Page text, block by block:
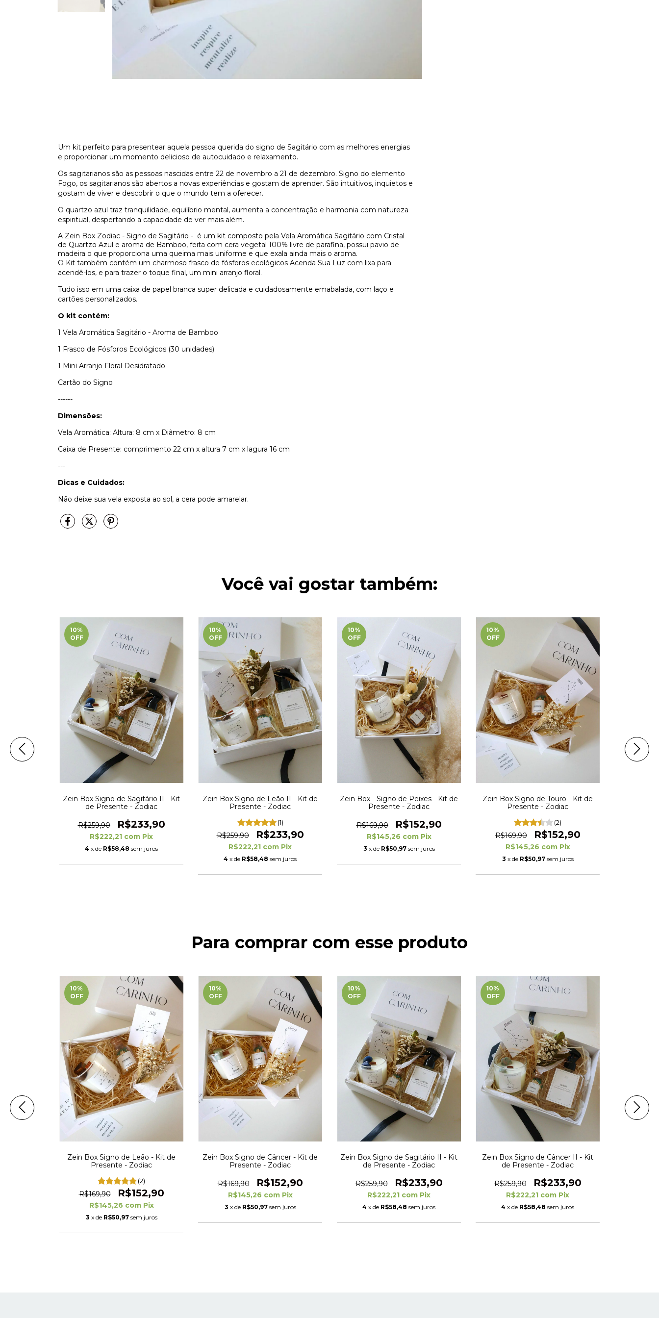
Um kit perfeito para presentear aquela pessoa querida do signo de Sagitário com as melhores energias
e proporcionar um momento delicioso de autocuidado e relaxamento.
Os sagitarianos são as pessoas nascidas entre 22 de novembro a 21 de dezembro. Signo do elemento
Fogo, os sagitarianos são abertos a novas experiências e gostam de aprender. São intuitivos, inquietos e
gostam de viver e descobrir o que o mundo tem a oferecer.
O quartzo azul traz tranquilidade, equilíbrio mental, aumenta a concentração e harmonia com natureza
espiritual, despertando a capacidade de ver mais além.
A Zein Box Zodiac - Signo de Sagitário - é um kit composto pela Vela Aromática Sagitário com Cristal
de Quartzo Azul e aroma de Bamboo, feita com cera vegetal 100% livre de parafina, possui pavio de
madeira o que proporciona uma queima mais uniforme e que exala ainda mais o aroma.
O Kit também contém um charmoso frasco de fósforos ecológicos Acenda Sua Luz com lixa para
acendê-los, e para trazer o toque final, um mini arranjo floral.
Tudo isso em uma caixa de papel branca super delicada e cuidadosamente emabalada, com laço e
cartões personalizados.
O kit contém:
1 Vela Aromática Sagitário - Aroma de Bamboo
1 Frasco de Fósforos Ecológicos (30 unidades)
1 Mini Arranjo Floral Desidratado
Cartão do Signo
------
Dimensões:
Vela Aromática: Altura: 8 cm x Diâmetro: 8 cm
Caixa de Presente: comprimento 22 cm x altura 7 cm x lagura 16 cm
---
Dicas e Cuidados:
Não deixe sua vela exposta ao sol, a cera pode amarelar.
Você vai gostar também:
10%
OFF
Zein Box Signo de Sagitário II - Kit
de Presente - Zodiac
R$259,90 R$233,90
R$222,21 com Pix
4 x de R$58,48 sem juros
10%
OFF
Zein Box Signo de Leão II - Kit de
Presente - Zodiac
(1)
R$259,90 R$233,90
R$222,21 com Pix
4 x de R$58,48 sem juros
10%
OFF
Zein Box - Signo de Peixes - Kit de
Presente - Zodiac
R$169,90 R$152,90
R$145,26 com Pix
3 x de R$50,97 sem juros
10%
OFF
Zein Box Signo de Touro - Kit de
Presente - Zodiac
(2)
R$169,90 R$152,90
R$145,26 com Pix
3 x de R$50,97 sem juros
Para comprar com esse produto
10%
OFF
Zein Box Signo de Leão - Kit de
Presente - Zodiac
(2)
R$169,90 R$152,90
R$145,26 com Pix
3 x de R$50,97 sem juros
10%
OFF
Zein Box Signo de Câncer - Kit de
Presente - Zodiac
R$169,90 R$152,90
R$145,26 com Pix
3 x de R$50,97 sem juros
10%
OFF
Zein Box Signo de Sagitário II - Kit
de Presente - Zodiac
R$259,90 R$233,90
R$222,21 com Pix
4 x de R$58,48 sem juros
10%
OFF
Zein Box Signo de Câncer II - Kit
de Presente - Zodiac
R$259,90 R$233,90
R$222,21 com Pix
4 x de R$58,48 sem juros